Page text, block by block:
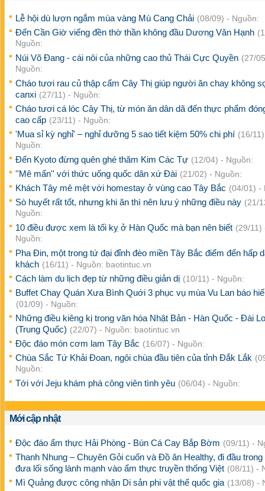
Lễ hội dù lượn ngắm mùa vàng Mù Cang Chải (08/09) - Nguồn:
Đến Cần Giờ viếng đền thờ thần không đầu Dương Văn Hạnh
Nguồn:
Núi Võ Đang - cái nôi của những cao thủ Thái Cực Quyền (27/
Nguồn:
Cháo tươi rau củ thập cẩm Cây Thị giúp người ăn chay không
canxi (27/11) - Nguồn:
Cháo tươi cá lóc Cây Thị, từ món ăn dân dã đến thực phẩm
cao cấp (23/11) - Nguồn:
'Mua sỉ kỳ nghỉ' – nghỉ dưỡng 5 sao tiết kiệm 50% chi phí (16/
Nguồn:
Đến Kyoto đừng quên ghé thăm Kim Các Tự (12/04) - Nguồn:
''Mê mẩn'' với thức uống quốc dân xứ Đài (21/02) - Nguồn:
Khách Tây mê mệt với homestay ở vùng cao Tây Bắc (04/01) -
Sò huyết rất tốt, nhưng khi ăn thì nên lưu ý những điều này (21/
Nguồn:
10 điều được xem là tối kỵ ở Hàn Quốc mà bạn nên biết (29/11)
Nguồn:
Pha Đin, một trong tứ đại đỉnh đèo miền Tây Bắc điểm đến hấp
khách (16/11) - Nguồn: baotintuc.vn
Cách làm du lịch đẹp từ những điều giản dị (10/11) - Nguồn:
Buffet Chay Quán Xưa Bình Quới 3 phục vụ mùa Vu Lan báo
(01/09) - Nguồn:
Những điều kiêng kị trong văn hóa Nhật Bản - Hàn Quốc - Đài
(Trung Quốc) (22/07) - Nguồn: baotintuc.vn
Độc đáo món cơm lam Tây Bắc (16/07) - Nguồn:
Chùa Sắc Tứ Khải Đoan, ngôi chùa đầu tiên của tỉnh Đắk Lắk
Nguồn:
Tới với Jeju khám phá công viên tình yêu (06/04) - Nguồn:
Mới cập nhật
Độc đáo ẩm thực Hải Phòng - Bún Cá Cay Bắp Bờm (09/11) -
Thanh Nhung – Chuyên Gỏi cuốn và Đồ ăn Healthy, đi đầu trong
đưa lối sống lành mạnh vào ẩm thực truyền thống Việt (08/11) -
Mì Quảng được công nhận Di sản phi vật thể quốc gia (13/08) -